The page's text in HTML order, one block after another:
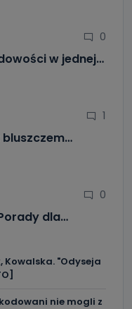
0
w jednej…
1
bluszczem…
0
dla…
Kowalska. "Odyseja
nie mogli z